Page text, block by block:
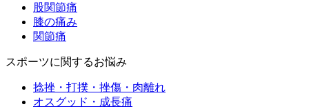
股関節痛
膝の痛み
関節痛
スポーツに関するお悩み
捻挫・打撲・挫傷・肉離れ
オスグッド・成長痛